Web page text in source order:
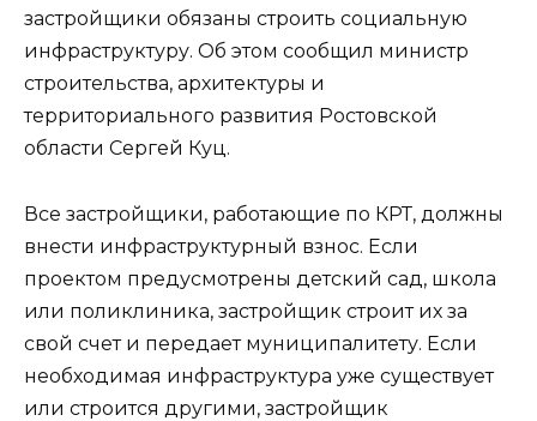
застройщики обязаны строить социальную
инфраструктуру. Об этом сообщил министр
строительства, архитектуры и
территориального развития Ростовской
области Сергей Куц.
Все застройщики, работающие по КРТ, должны
внести инфраструктурный взнос. Если
проектом предусмотрены детский сад, школа
или поликлиника, застройщик строит их за
свой счет и передает муниципалитету. Если
необходимая инфраструктура уже существует
или строится другими, застройщик